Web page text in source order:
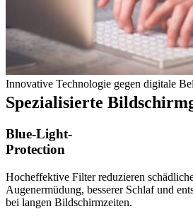
Innovative Technologie gegen digitale
Spezialisierte
Blue-Light-
Protection
Hocheffektive Filter reduzieren
Augenermüdung, besserer Schlaf und
bei langen Bildschirmzeiten.